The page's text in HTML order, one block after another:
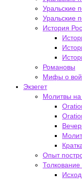
Уральские
Уральские
История
Романовы
Мифы о
Экзегет
Молитвы
Опыт
Исход